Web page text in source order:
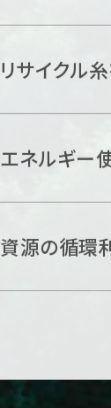
リサイクル
エネルギー
資源の循環